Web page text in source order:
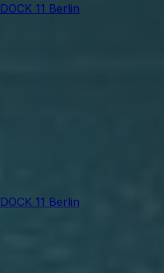
DOCK 11 Berlin
DOCK 11 Berlin